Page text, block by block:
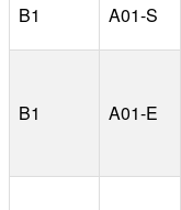
B1 A01-S
B1 A01-E